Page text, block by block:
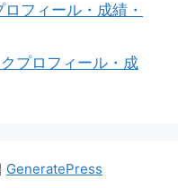
フィール・成績・
プロフィール・成
GeneratePress